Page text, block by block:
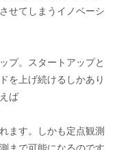
せてしまうイノベーシ
プ。スタートアップと
を上げ続けるしかあり
ば
ます。しかも定点観測
まで可能になるのです